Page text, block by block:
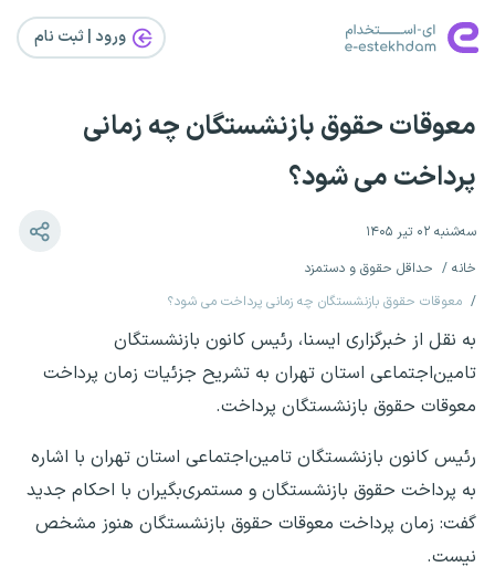
ورود | ثبت‌ نام
معوقات حقوق بازنشستگان چه زمانی
پرداخت می شود؟
سه‌شنبه ۰۲ تیر ۱۴۰۵
خانه
حداقل حقوق و دستمزد
معوقات حقوق بازنشستگان چه زمانی پرداخت می شود؟
به نقل از خبرگزاری ایسنا، رئیس کانون بازنشستگان
تامین‌اجتماعی استان تهران به تشریح جزئیات زمان پرداخت
معوقات حقوق بازنشستگان پرداخت.
رئیس کانون بازنشستگان تامین‌اجتماعی استان تهران با اشاره
به پرداخت حقوق بازنشستگان و مستمری‌بگیران با احکام جدید
گفت: زمان پرداخت معوقات حقوق بازنشستگان هنوز مشخص
نیست.